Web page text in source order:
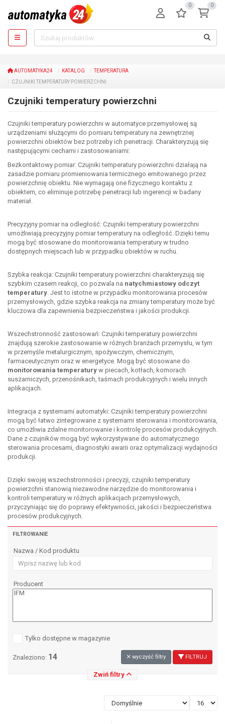
0 0
AUTOMATYKA24 KATALOG
TEMPERATURA
CZUJNIKI TEMPERATURY POWIERZCHNI
Czujniki temperatury powierzchni
Czujniki temperatury powierzchni w automatyce przemysłowej są
urządzeniami służącymi do pomiaru temperatury na zewnętrznej
powierzchni obiektów bez potrzeby ich penetracji. Charakteryzują się
następującymi cechami i zastosowaniami:
Bezkontaktowy pomiar: Czujniki temperatury powierzchni działają na
zasadzie pomiaru promieniowania termicznego emitowanego przez
powierzchnię obiektu. Nie wymagają one fizycznego kontaktu z
obiektem, co eliminuje potrzebę penetracji lub ingerencji w badany
materiał.
Precyzyjny pomiar na odległość: Czujniki temperatury powierzchni
umożliwiają precyzyjny pomiar temperatury na odległość. Dzięki temu
mogą być stosowane do monitorowania temperatury w trudno
dostępnych miejscach lub w przypadku obiektów w ruchu.
Szybka reakcja: Czujniki temperatury powierzchni charakteryzują się
szybkim czasem reakcji, co pozwala na natychmiastowy odczyt
temperatury. Jest to istotne w przypadku monitorowania procesów
przemysłowych, gdzie szybka reakcja na zmiany temperatury może być
kluczowa dla zapewnienia bezpieczeństwa i jakości produkcji.
Wszechstronność zastosowań: Czujniki temperatury powierzchni
znajdują szerokie zastosowanie w różnych branżach przemysłu, w tym
w przemyśle metalurgicznym, spożywczym, chemicznym,
farmaceutycznym oraz w energetyce. Mogą być stosowane do
monitorowania temperatury w piecach, kotłach, komorach
suszarniczych, przenośnikach, taśmach produkcyjnych i wielu innych
aplikacjach.
Integracja z systemami automatyki: Czujniki temperatury powierzchni
mogą być łatwo zintegrowane z systemami sterowania i monitorowania,
co umożliwia zdalne monitorowanie i kontrolę procesów produkcyjnych.
Dane z czujników mogą być wykorzystywane do automatycznego
sterowania procesami, diagnostyki awarii oraz optymalizacji wydajności
produkcji.
Dzięki swojej wszechstronności i precyzji, czujniki temperatury
powierzchni stanowią niezawodne narzędzie do monitorowania i
kontroli temperatury w różnych aplikacjach przemysłowych,
przyczyniając się do poprawy efektywności, jakości i bezpieczeństwa
procesów produkcyjnych.
FILTROWANIE
Nazwa / Kod produktu
Producent
Tylko dostępne w magazynie
Znaleziono: 14 wyczyść filtry FILTRUJ
Zwiń filtry